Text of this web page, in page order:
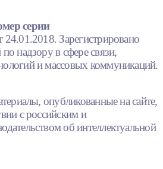
серии
Зарегистрировано
надзору в сфере связи,
и массовых коммуникаций.
опубликованные на сайте,
с российским и
об интеллектуальной